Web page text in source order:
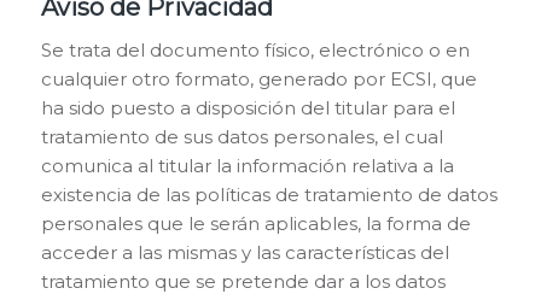
Aviso de Privacidad
Se trata del documento físico, electrónico o en
cualquier otro formato, generado por ECSI, que
ha sido puesto a disposición del titular para el
tratamiento de sus datos personales, el cual
comunica al titular la información relativa a la
existencia de las políticas de tratamiento de datos
personales que le serán aplicables, la forma de
acceder a las mismas y las características del
tratamiento que se pretende dar a los datos